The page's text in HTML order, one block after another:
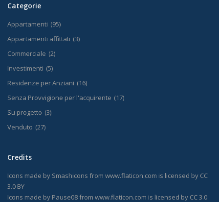
Categorie
Appartamenti (95)
Appartamenti affittati (3)
Commerciale (2)
Investimenti (5)
Residenze per Anziani (16)
Senza Provvigione per l'acquirente (17)
Su progetto (3)
Venduto (27)
Credits
Icons made by Smashicons from www.flaticon.com is licensed by CC
3.0 BY
Icons made by Pause08from www.flaticon.com is licensed by CC 3.0